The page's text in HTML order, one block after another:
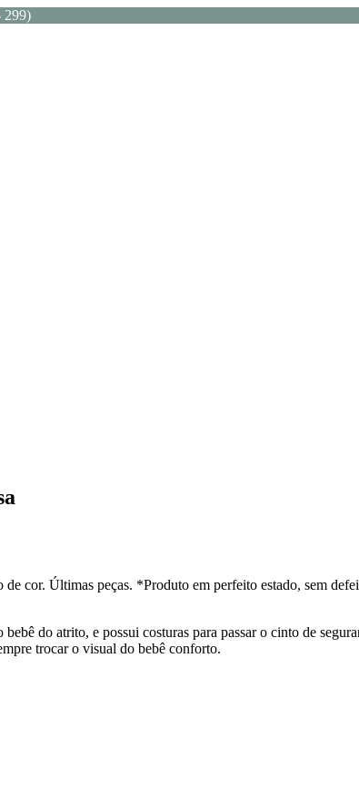
299)
cor. Últimas peças. *Produto em perfeito estado, sem
do atrito, e possui costuras para passar o cinto de
trocar o visual do bebê conforto.